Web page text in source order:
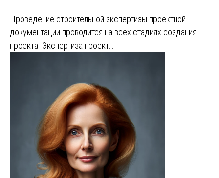
Проведение строительной экспертизы проектной
документации проводится на всех стадиях создания
проекта. Экспертиза проект…